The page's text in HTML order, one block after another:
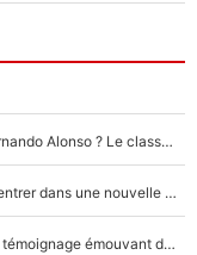
Max Verstappen, Lewis Hamilton… et bientôt Fernando Alonso ? Le classement des pilotes les mieux payés en Formule 1 risque de changer !
F1 - Alpine signe un accord «impensable» et va entrer dans une nouvelle dimension : Grande nouvelle pour Pierre Gasly !
F1 : « Je lui ai fait un câlin, puis j’ai dû partir...», le témoignage émouvant de Max Verstappen sur sa fille